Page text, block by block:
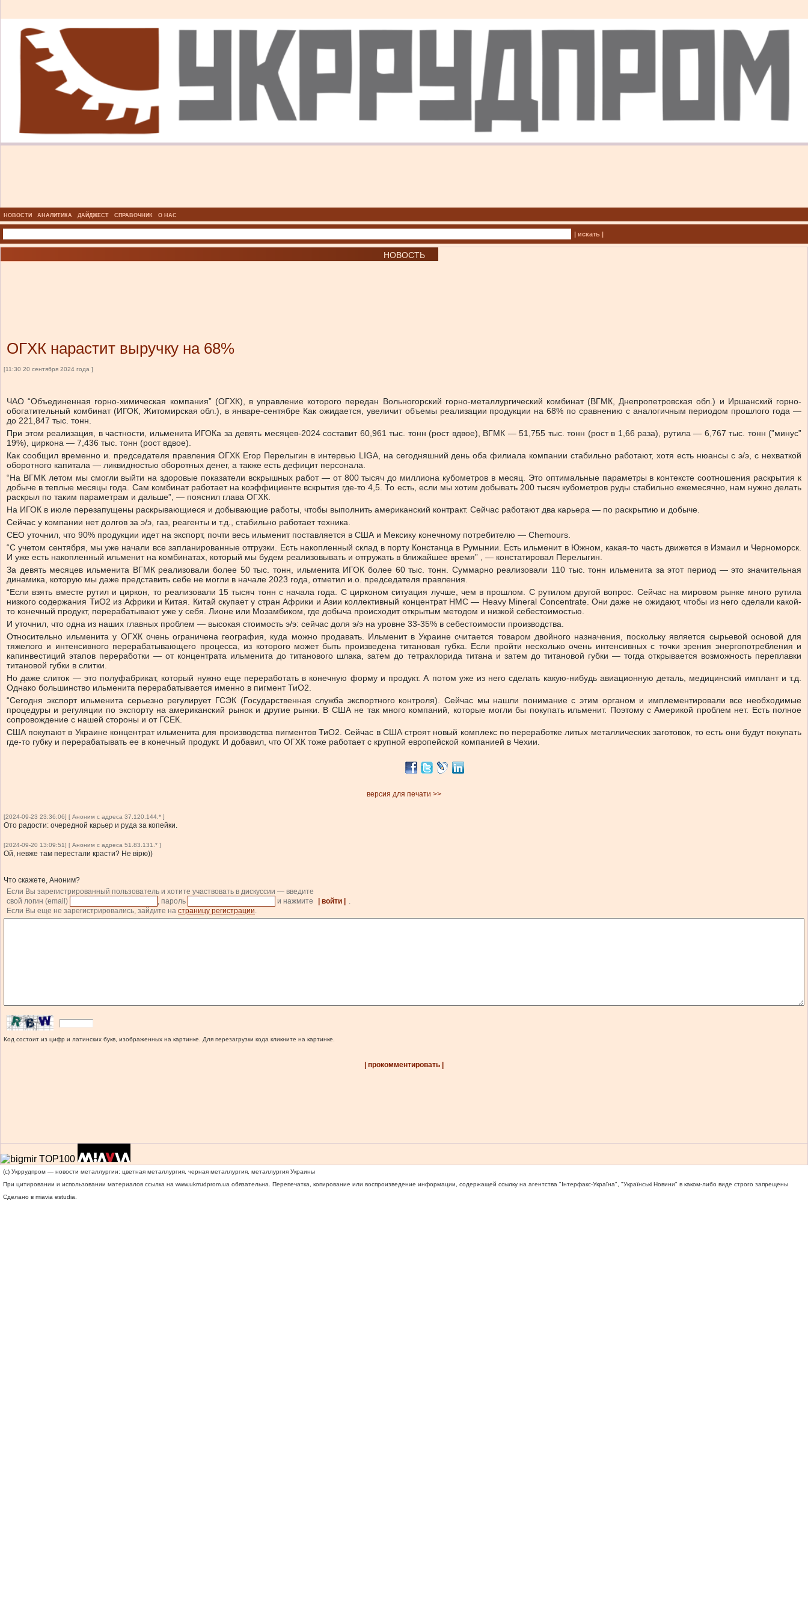
НОВОСТИ АНАЛИТИКА ДАЙДЖЕСТ СПРАВОЧНИК О НАС
| искать |
НОВОСТЬ
ОГХК нарастит выручку на 68%
[11:30 20 сентября 2024 года ]
ЧАО “Объединенная горно-химическая компания” (ОГХК), в управление которого передан Вольногорский горно-металлургический комбинат (ВГМК, Днепропетровская обл.) и Иршанский горно-
обогатительный комбинат (ИГОК, Житомирская обл.), в январе-сентябре Как ожидается, увеличит объемы реализации продукции на 68% по сравнению с аналогичным периодом прошлого года —
до 221,847 тыс. тонн.
При этом реализация, в частности, ильменита ИГОКа за девять месяцев-2024 составит 60,961 тыс. тонн (рост вдвое), ВГМК — 51,755 тыс. тонн (рост в 1,66 раза), рутила — 6,767 тыс. тонн (”минус”
19%), циркона — 7,436 тыс. тонн (рост вдвое).
Как сообщил временно и. председателя правления ОГХК Егор Перелыгин в интервью LIGA, на сегодняшний день оба филиала компании стабильно работают, хотя есть нюансы с э/э, с нехваткой
оборотного капитала — ликвидностью оборотных денег, а также есть дефицит персонала.
“На ВГМК летом мы смогли выйти на здоровые показатели вскрышных работ — от 800 тысяч до миллиона кубометров в месяц. Это оптимальные параметры в контексте соотношения раскрытия к
добыче в теплые месяцы года. Сам комбинат работает на коэффициенте вскрытия где-то 4,5. То есть, если мы хотим добывать 200 тысяч кубометров руды стабильно ежемесячно, нам нужно делать
раскрыл по таким параметрам и дальше”, — пояснил глава ОГХК.
На ИГОК в июле перезапущены раскрывающиеся и добывающие работы, чтобы выполнить американский контракт. Сейчас работают два карьера — по раскрытию и добыче.
Сейчас у компании нет долгов за э/э, газ, реагенты и т.д., стабильно работает техника.
СЕО уточнил, что 90% продукции идет на экспорт, почти весь ильменит поставляется в США и Мексику конечному потребителю — Chemours.
“С учетом сентября, мы уже начали все запланированные отгрузки. Есть накопленный склад в порту Констанца в Румынии. Есть ильменит в Южном, какая-то часть движется в Измаил и Черноморск.
И уже есть накопленный ильменит на комбинатах, который мы будем реализовывать и отгружать в ближайшее время” , — констатировал Перелыгин.
За девять месяцев ильменита ВГМК реализовали более 50 тыс. тонн, ильменита ИГОК более 60 тыс. тонн. Суммарно реализовали 110 тыс. тонн ильменита за этот период — это значительная
динамика, которую мы даже представить себе не могли в начале 2023 года, отметил и.о. председателя правления.
“Если взять вместе рутил и циркон, то реализовали 15 тысяч тонн с начала года. С цирконом ситуация лучше, чем в прошлом. С рутилом другой вопрос. Сейчас на мировом рынке много рутила
низкого содержания ТиО2 из Африки и Китая. Китай скупает у стран Африки и Азии коллективный концентрат HMC — Heavy Mineral Concentrate. Они даже не ожидают, чтобы из него сделали какой-
то конечный продукт, перерабатывают уже у себя. Лионе или Мозамбиком, где добыча происходит открытым методом и низкой себестоимостью.
И уточнил, что одна из наших главных проблем — высокая стоимость э/э: сейчас доля э/э на уровне 33-35% в себестоимости производства.
Относительно ильменита у ОГХК очень ограничена география, куда можно продавать. Ильменит в Украине считается товаром двойного назначения, поскольку является сырьевой основой для
тяжелого и интенсивного перерабатывающего процесса, из которого может быть произведена титановая губка. Если пройти несколько очень интенсивных с точки зрения энергопотребления и
капинвестиций этапов переработки — от концентрата ильменита до титанового шлака, затем до тетрахлорида титана и затем до титановой губки — тогда открывается возможность переплавки
титановой губки в слитки.
Но даже слиток — это полуфабрикат, который нужно еще переработать в конечную форму и продукт. А потом уже из него сделать какую-нибудь авиационную деталь, медицинский имплант и т.д.
Однако большинство ильменита перерабатывается именно в пигмент ТиО2.
“Сегодня экспорт ильменита серьезно регулирует ГСЭК (Государственная служба экспортного контроля). Сейчас мы нашли понимание с этим органом и имплементировали все необходимые
процедуры и регуляции по экспорту на американский рынок и другие рынки. В США не так много компаний, которые могли бы покупать ильменит. Поэтому с Америкой проблем нет. Есть полное
сопровождение с нашей стороны и от ГСЕК.
США покупают в Украине концентрат ильменита для производства пигментов ТиО2. Сейчас в США строят новый комплекс по переработке литых металлических заготовок, то есть они будут покупать
где-то губку и перерабатывать ее в конечный продукт. И добавил, что ОГХК тоже работает с крупной европейской компанией в Чехии.
версия для печати >>
[2024-09-23 23:36:06] [ Аноним с адреса 37.120.144.* ]
Ото радости: очередной карьер и руда за копейки.
[2024-09-20 13:09:51] [ Аноним с адреса 51.83.131.* ]
Ой, невже там перестали красти? Не вірю))
Что скажете, Аноним?
Если Вы зарегистрированный пользователь и хотите участвовать в дискуссии — введите
свой логин (email)
, пароль и нажмите | войти |
.
Если Вы еще не зарегистрировались, зайдите на страницу регистрации.
Код состоит из цифр и латинских букв, изображенных на картинке. Для перезагрузки кода кликните на картинке.
| прокомментировать |
(c) Укррудпром — новости металлургии: цветная металлургия, черная металлургия, металлургия Украины
При цитировании и использовании материалов ссылка на www.ukrrudprom.ua обязательна. Перепечатка, копирование или воспроизведение информации, содержащей ссылку на агентства "Iнтерфакс-Україна", "Українськi Новини" в каком-либо виде строго запрещены
Сделано в miavia estudia.